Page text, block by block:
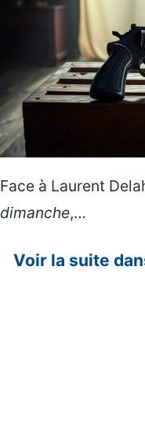
Face à Laurent
dimanche,…
Voir la suite